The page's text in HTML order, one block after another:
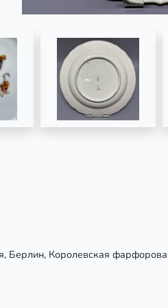
Берлин, Королевская